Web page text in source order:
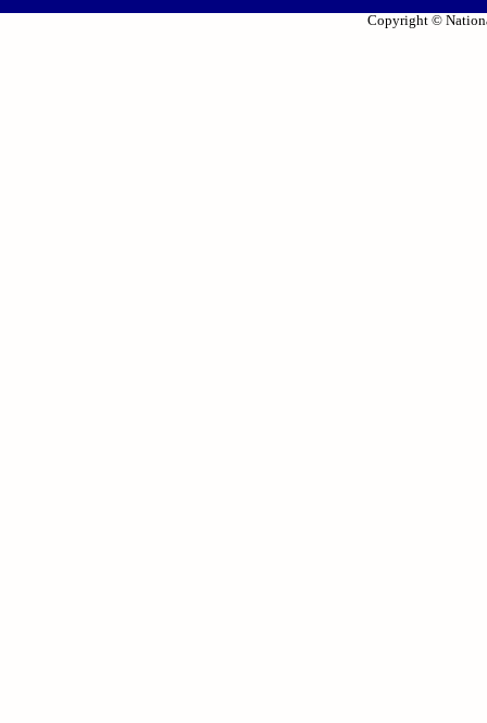
Copyright ©